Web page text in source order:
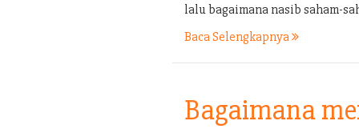
lalu bagaimana nasib saham-
Baca Selengkapnya
Bagaimana